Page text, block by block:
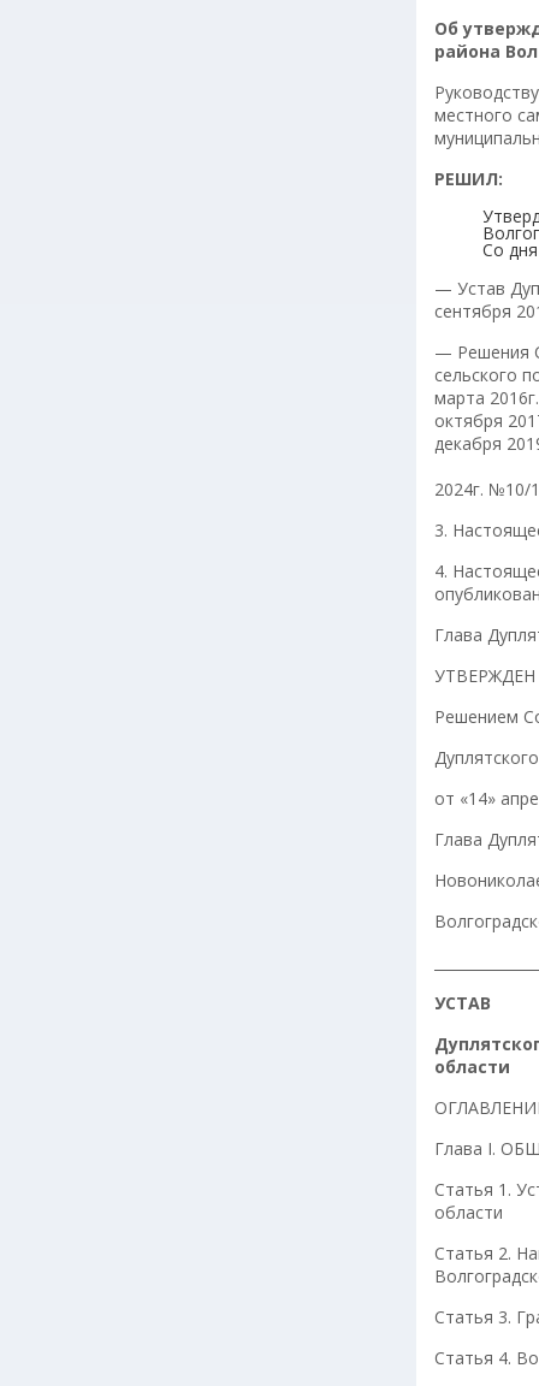
Об
района
местного
РЕШИЛ:
Со
— Устав
сентября
— Решения
сельского
марта
октября
декабря
2024г. №10/
3.
4.
Глава
УТВЕРЖДЕН
Решением
от «14»
Глава
УСТАВ
области
Глава I.
Статья 1.
области
Статья 2.
Статья 3.
Статья 4.